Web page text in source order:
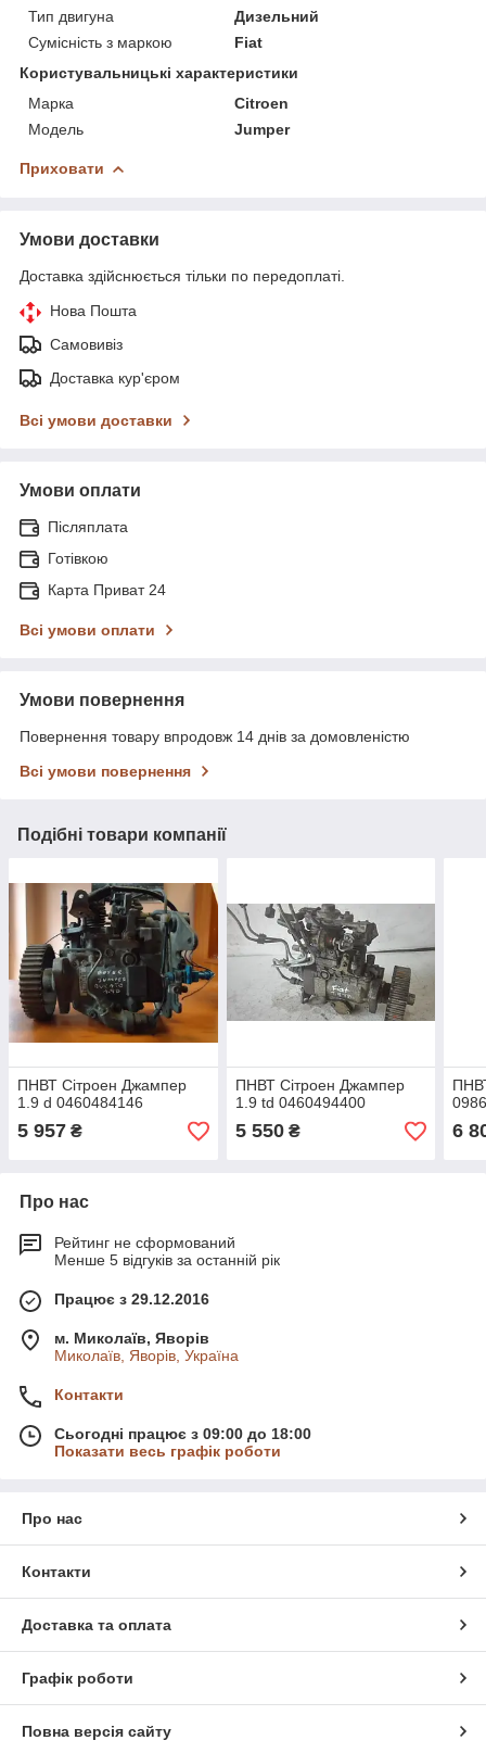
Тип двигуна
Дизельний
Сумісність з маркою
Fiat
Користувальницькі характеристики
Марка
Citroen
Модель
Jumper
Приховати
Умови доставки
Доставка здійснюється тільки по передоплаті.
Нова Пошта
Самовивіз
Доставка кур'єром
Всі умови доставки
Умови оплати
Післяплата
Готівкою
Карта Приват 24
Всі умови оплати
Умови повернення
Повернення товару впродовж 14 днів за домовленістю
Всі умови повернення
Подібні товари компанії
ПНВТ Сітроен Джампер
1.9 d 0460484146
5 957 ₴
ПНВТ Сітроен Джампер
1.9 td 0460494400
5 550₴ 6
Про нас
Рейтинг не сформований
Менше 5 відгуків за останній рік
Працює з 29.12.2016
м. Миколаїв, Яворів
Миколаїв, Яворів, Україна
Контакти
Сьогодні працює з 09:00 до 18:00
Показати весь графік роботи
Про нас
Контакти
Доставка та оплата
Графік роботи
Повна версія сайту